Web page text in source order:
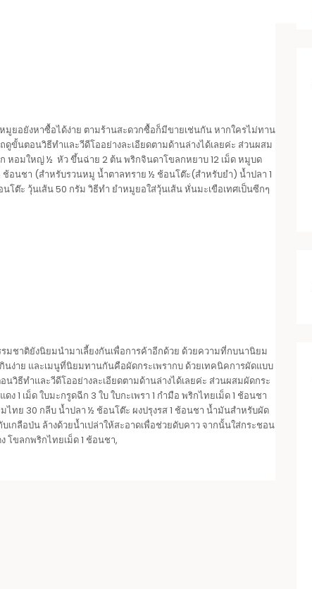
มูยอยังหาซื้อได้ง่าย ตามร้านสะดวกซื้อก็มีขายเช่นกัน หากใครไม่ทาน
ขั้นตอนวิธีทำและวีดีโออย่างละเอียดตามด้านล่างได้เลยค่ะ ส่วนผสม
หอมใหญ่ ½ หัว ขึ้นฉ่าย 2 ต้น พริกจินดาโขลกหยาบ 12 เม็ด หมูบด
ช้อนชา (สำหรับรวนหมู น้ำตาลทราย ½ ช้อนโต๊ะ(สำหรับยำ) น้ำปลา 1
โต๊ะ วุ้นเส้น 50 กรัม วิธีทำ ยำหมูยอใส่วุ้นเส้น หั่นมะเขือเทศเป็นซีกๆ
มชาติยังนิยมนำมาเลี้ยงกันเพื่อการค้าอีกด้วย ด้วยความที่กบนานิยม
ง่าย และเมนูที่นิยมทานกันคือผัดกระเพรากบ ด้วยเทคนิคการผัดแบบ
วิธีทำและวีดีโออย่างละเอียดตามด้านล่างได้เลยค่ะ ส่วนผสมผัดกระ
1 เม็ด ใบมะกรูดฉีก 3 ใบ ใบกะเพรา 1 กำมือ พริกไทยเม็ด 1 ช้อนชา
ไทย 30 กลีบ น้ำปลา ½ ช้อนโต๊ะ ผงปรุงรส 1 ช้อนชา น้ำมันสำหรับผัด
กลือป่น ล้างด้วยน้ำเปล่าให้สะอาดเพื่อช่วยดับคาว จากนั้นใส่กระชอน
โขลกพริกไทยเม็ด 1 ช้อนชา,